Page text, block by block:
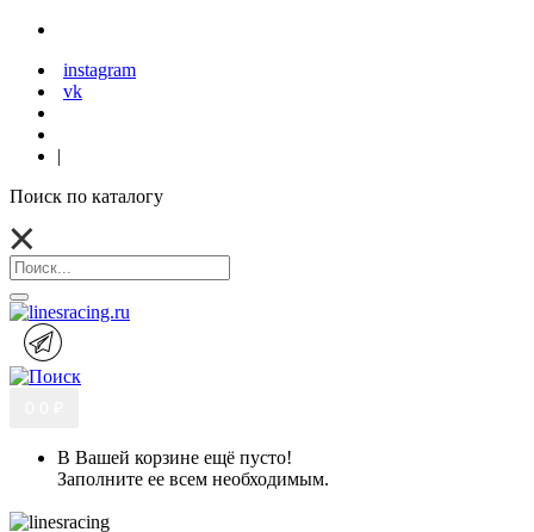
instagram
vk
|
Поиск по каталогу
В Вашей корзине ещё пусто!
Заполните ее всем необходимым.